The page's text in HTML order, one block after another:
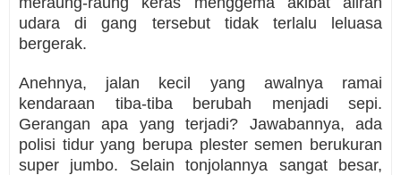
udara di gang tersebut tidak terlalu leluasa
bergerak.
Anehnya, jalan kecil yang awalnya ramai
kendaraan tiba-tiba berubah menjadi sepi.
Gerangan apa yang terjadi? Jawabannya, ada
polisi tidur yang berupa plester semen berukuran
super jumbo. Selain tonjolannya sangat besar,